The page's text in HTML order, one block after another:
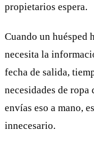
propietarios espera.
Cuando un huésped
necesita la
fecha de salida,
necesidades de
envías eso a mano,
innecesario.